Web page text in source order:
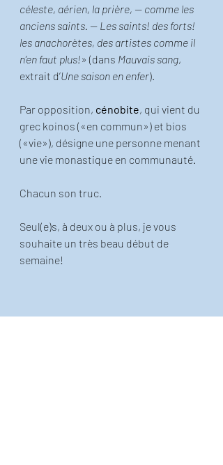
céleste, aérien, la prière, — comme les
anciens saints. — Les saints! des forts!
les anachorètes, des artistes comme il
n’en faut plus!» (dans Mauvais sang,
extrait d’Une saison en enfer).
Par opposition, cénobite, qui vient du
grec koinos («en commun») et bios
(«vie»), désigne une personne menant
une vie monastique en communauté.
Chacun son truc.
Seul(e)s, à deux ou à plus, je vous
souhaite un très beau début de
semaine!